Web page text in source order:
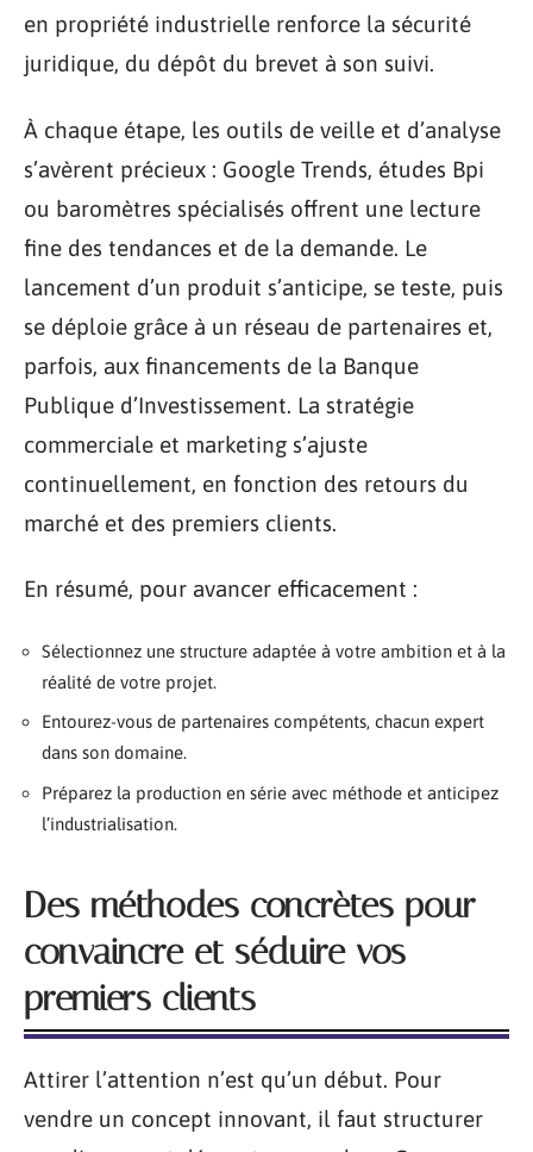
en propriété industrielle renforce la sécurité
juridique, du dépôt du brevet à son suivi.
À chaque étape, les outils de veille et d’analyse
s’avèrent précieux : Google Trends, études Bpi
ou baromètres spécialisés offrent une lecture
fine des tendances et de la demande. Le
lancement d’un produit s’anticipe, se teste, puis
se déploie grâce à un réseau de partenaires et,
parfois, aux financements de la Banque
Publique d’Investissement. La stratégie
commerciale et marketing s’ajuste
continuellement, en fonction des retours du
marché et des premiers clients.
En résumé, pour avancer efficacement :
Sélectionnez une structure adaptée à votre ambition et à la
réalité de votre projet.
Entourez-vous de partenaires compétents, chacun expert
dans son domaine.
Préparez la production en série avec méthode et anticipez
l’industrialisation.
Des méthodes concrètes pour
convaincre et séduire vos
premiers clients
Attirer l’attention n’est qu’un début. Pour
vendre un concept innovant, il faut structurer